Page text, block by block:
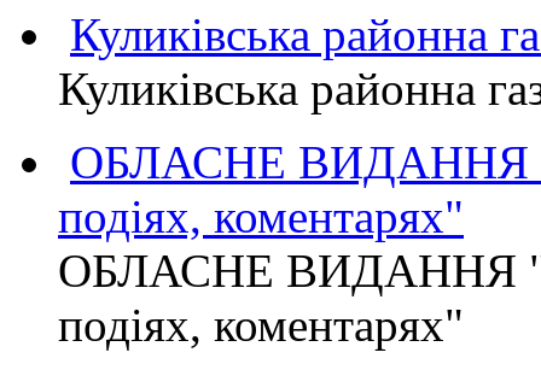
Куликівська районна
Куликівська районна
ОБЛАСНЕ ВИДАННЯ
подіях, коментарях"
ОБЛАСНЕ ВИДАННЯ
подіях, коментарях"